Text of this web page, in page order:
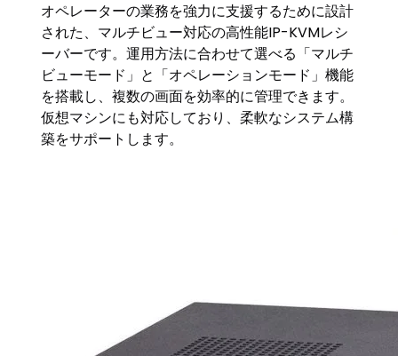
オペレーターの業務を強力に支援するために設計
された、マルチビュー対応の高性能IP-KVMレシ
ーバーです。運用方法に合わせて選べる「マルチ
ビューモード」と「オペレーションモード」機能
を搭載し、複数の画面を効率的に管理できます。
仮想マシンにも対応しており、柔軟なシステム構
築をサポートします。